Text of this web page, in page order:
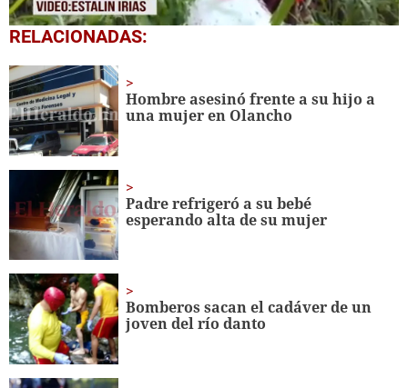
0
seconds
43
seconds
RELACIONADAS:
Hombre asesinó frente a su hijo a
una mujer en Olancho
Padre refrigeró a su bebé
esperando alta de su mujer
Bomberos sacan el cadáver de un
joven del río danto